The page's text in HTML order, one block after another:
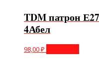
TDM патрон
4Абел
98,00₽